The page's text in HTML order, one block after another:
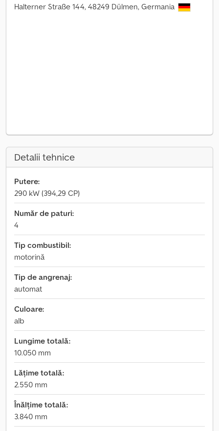
Halterner Straße 144, 48249 Dülmen, Germania
Detalii tehnice
Putere:
290 kW (394,29 CP)
Număr de paturi:
4
Tip combustibil:
motorină
Tip de angrenaj:
automat
Culoare:
alb
Lungime totală:
10.050 mm
Lățime totală:
2.550 mm
Înălțime totală:
3.840 mm